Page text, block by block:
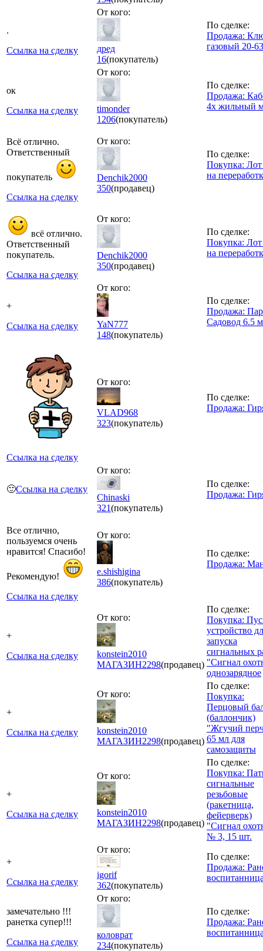
.
Ссылка на сделку
От кого:
дред
16(покупатель)
По сделке:
Продажа:
газовый 20-63
ок
Ссылка на сделку
От кого:
timonder
1206(покупатель)
По сделке:
Продажа:
4х жильный
Всё отлично.
Ответственный
покупатель
Ссылка на сделку
От кого:
Denchik2000
350(продавец)
По сделке:
Покупка:
на
всё отлично.
Ответственный
покупатель.
Ссылка на сделку
От кого:
Denchik2000
350(продавец)
По сделке:
Покупка:
на
+
Ссылка на сделку
От кого:
YaN777
148(покупатель)
По сделке:
Продажа:
Садовод 6.5
Ссылка на сделку
От кого:
VLAD968
323(покупатель)
По сделке:
Продажа:
🙂Ссылка на сделку
От кого:
Chinaski
321(покупатель)
По сделке:
Продажа:
Все отлично,
пользуемся очень
нравится! Спасибо!
Рекомендую!
Ссылка на сделку
От кого:
e.shishigina
386(покупатель)
По сделке:
Продажа:
+
Ссылка на сделку
От кого:
konstein2010
МАГАЗИН2298(продавец)
По сделке:
Покупка:
устройство
запуска
сигнальных
"Сигнал
однозарядное
+
Ссылка на сделку
От кого:
konstein2010
МАГАЗИН2298(продавец)
По сделке:
Покупка:
Перцовый
(баллончик)
"Жгучий
65 мл для
самозащиты
+
Ссылка на сделку
От кого:
konstein2010
МАГАЗИН2298(продавец)
По сделке:
Покупка:
сигнальные
резьбовые
(ракетница,
фейерверк)
"Сигнал
№ 3, 15 шт.
+
Ссылка на сделку
От кого:
igorif
362(покупатель)
По сделке:
Продажа:
замечательно !!!
ранетка супер!!!
Ссылка на сделку
От кого:
коловрат
234(покупатель)
По сделке:
Продажа: